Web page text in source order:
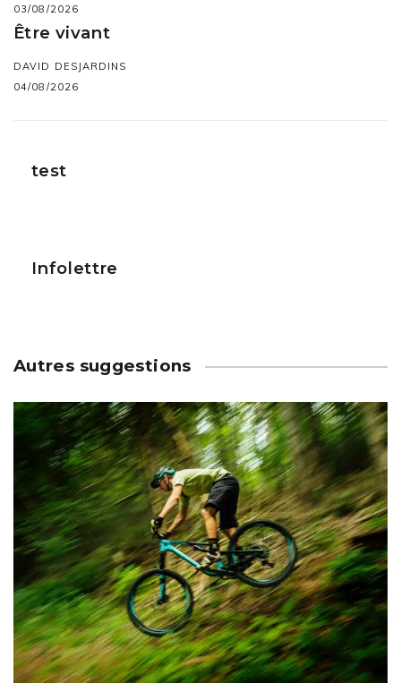
03/08/2026
Être vivant
DAVID DESJARDINS
04/08/2026
test
Infolettre
Autres suggestions